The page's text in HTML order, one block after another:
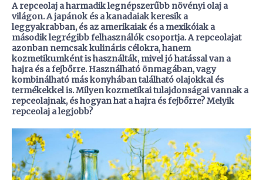
A repceolaj a harmadik legnépszerűbb növényi olaj a
világon. A japánok és a kanadaiak keresik a
leggyakrabban, és az amerikaiak és a mexikóiak a
második legrégibb felhasználók csoportja. A repceolajat
azonban nemcsak kulináris célokra, hanem
kozmetikumként is használták, mivel jó hatással van a
hajra és a fejbőrre. Használható önmagában, vagy
kombinálható más konyhában található olajokkal és
termékekkel is. Milyen kozmetikai tulajdonságai vannak a
repceolajnak, és hogyan hat a hajra és fejbőrre? Melyik
repceolaj a legjobb?